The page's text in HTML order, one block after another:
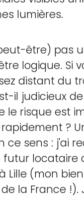
lumières.
être) pas
logique. Si
distant du
il judicieux
le risque est
?
ce sens : j'ai
futur locataire
Lille (mon
la France !).